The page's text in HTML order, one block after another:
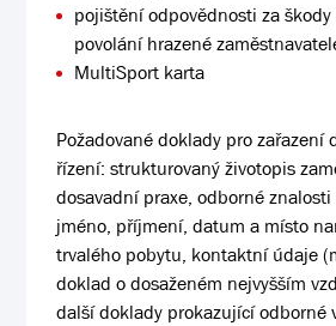
pojištění odpovědnosti za škody
povolání hrazené
MultiSport karta
Požadované doklady pro zařazení
řízení: strukturovaný životopis
dosavadní praxe, odborné
jméno, příjmení, datum a místo
trvalého pobytu, kontaktní údaje
doklad o dosaženém nejvyšším
další doklady prokazující odborné